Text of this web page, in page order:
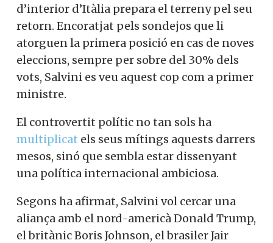
d’interior d’Itàlia prepara el terreny pel seu
retorn. Encoratjat pels sondejos que li
atorguen la primera posició en cas de noves
eleccions, sempre per sobre del 30% dels
vots, Salvini es veu aquest cop com a primer
ministre.
El controvertit polític no tan sols ha
multiplicat els seus mítings aquests darrers
mesos, sinó que sembla estar dissenyant
una política internacional ambiciosa.
Segons ha afirmat, Salvini vol cercar una
aliança amb el nord-americà Donald Trump,
el britànic Boris Johnson, el brasiler Jair